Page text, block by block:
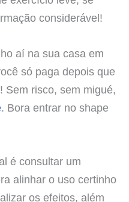
considerável!
aí na sua casa em
só paga depois que
Sem risco, sem migué,
. Bora entrar no shape
é consultar um
alinhar o uso certinho
os efeitos, além